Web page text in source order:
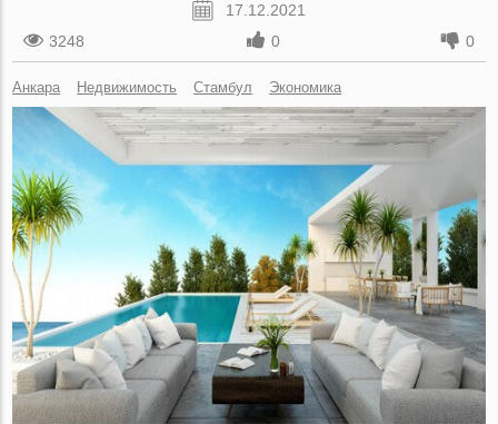
17.12.2021
3248
0 0
Анкара Недвижимость Стамбул Экономика